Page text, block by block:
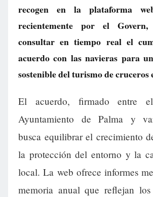
recogen en la plataforma
recientemente por el
consultar en tiempo real el
acuerdo con las navieras para
sostenible del turismo de cruceros
El acuerdo, firmado entre
Ayuntamiento de Palma y
busca equilibrar el crecimiento
la protección del entorno y la
local. La web ofrece informes
memoria anual que reflejan